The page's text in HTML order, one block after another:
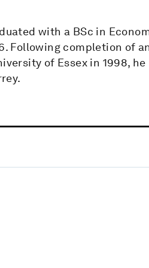
with a BSc in
Following completion of
of Essex in 1998,